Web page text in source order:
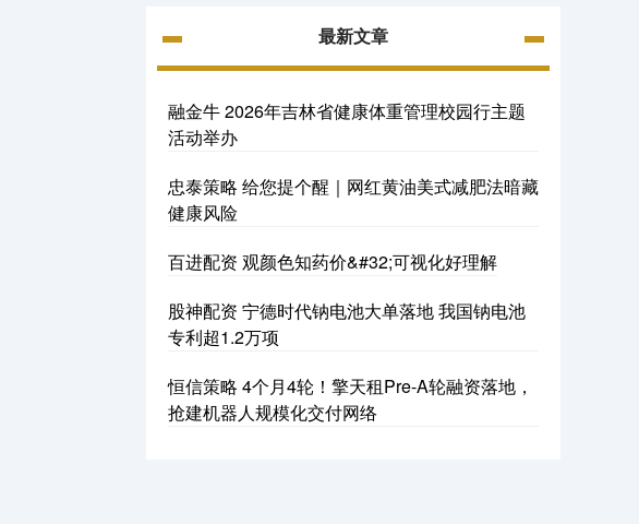
最新文章
融金牛 2026年吉林省健康体重管理校园行主题
活动举办
忠泰策略 给您提个醒｜网红黄油美式减肥法暗藏
健康风险
百进配资 观颜色知药价&#32;可视化好理解
股神配资 宁德时代钠电池大单落地 我国钠电池
专利超1.2万项
恒信策略 4个月4轮！擎天租Pre-A轮融资落地，
抢建机器人规模化交付网络